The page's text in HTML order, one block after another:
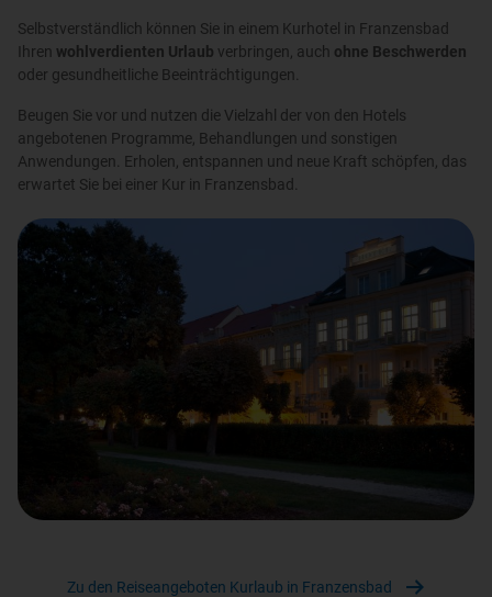
Selbstverständlich können Sie in einem Kurhotel in Franzensbad
Ihren wohlverdienten Urlaub verbringen, auch ohne Beschwerden
oder gesundheitliche Beeinträchtigungen.
Beugen Sie vor und nutzen die Vielzahl der von den Hotels
angebotenen Programme, Behandlungen und sonstigen
Anwendungen. Erholen, entspannen und neue Kraft schöpfen, das
erwartet Sie bei einer Kur in Franzensbad.
Zu den Reiseangeboten Kurlaub in Franzensbad